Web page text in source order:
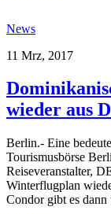
News
11 Mrz, 2017
wieder aus
Berlin.- Eine
Tourismusbörse
Reiseveranstalter,
Winterflugplan
Condor gibt es